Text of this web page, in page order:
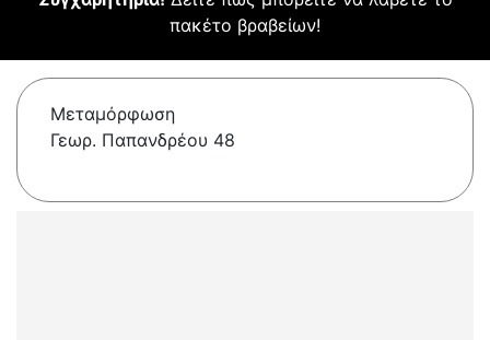
πακέτο βραβείων!
Μεταμόρφωση
Γεωρ. Παπανδρέου 48